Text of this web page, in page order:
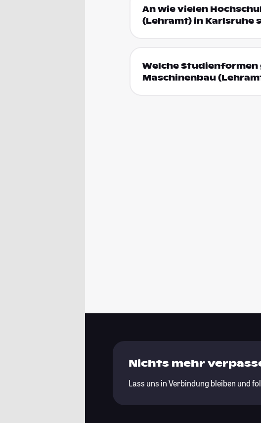
An wie vielen
(Lehramt) in Karlsruhe
Welche
Maschinenbau
Nichts mehr
Lass uns in Verbindung bleiben und